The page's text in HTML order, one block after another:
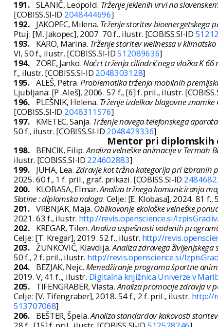
191. SLANIČ, Leopold. Trženje jeklenih vrvi na
[COBISS.SI-ID 2048444696]
192.
JAKOPEC, Milena. Trženje storitev bioenergetskega
Ptuj: [M. Jakopec], 2007. 70 f., ilustr. [COBISS.SI-ID
193.
KARO, Marina. Trženje storitev wellnessa v
VI, 50 f., ilustr. [COBISS.SI-ID512089636]
194.
ZORE, Janko.Načrt trženja cilindričnega vložka K
f., ilustr. [COBISS.SI-ID 2048303128]
195. ALEŠ, Petra.Problematika trženja mobilnih
Ljubljana: [P. Aleš], 2006. 57 f., [6] f. pril., ilustr.
196.
PLEŠNIK, Helena. Trženje izdelkov blagovne
[COBISS.SI-ID 2048311576]
197.
KMETEC, Sanja. Trženje novega telefonskega
50 f., ilustr. [COBISS.SI-ID 2048429336]
Mentor pri diplomskih
198. BENCIK, Filip.Analiza velneške animacije v Termah
ilustr. [COBISS.SI-ID 224602883]
199.
JUHA, Lea. Zdravje kot tržna kategorija pri izbranih
2025. 60 f., 1 f. pril., graf. prikazi. [COBISS.SI-ID
200.
KLOBASA, Elmar.Analiza tržnega komuniciranja
Slatine : diplomska naloga. Celje: [E. Klobasa], 2024. 81
201. VRBNJAK, Maja. Oblikovanje ekološke velneške
2021. 63 f., ilustr. http://revis.openscience.si/
202.
KREGAR, Tilen.Analiza uspešnosti vodenih
Celje: [T. Kregar], 2019. 52 f., ilustr. http://
203. ŽUNKOVIČ, Klavdija.Analiza zdravega
50 f., 2 f. pril., ilustr. http://revis.openscience.si/
204.
BEZJAK, Nejc. Menedžiranje programa športne
2019. V, 41 f.,, ilustr. Digitalna knjižnica Univerze v
205.
TIFENGRABER, Vlasta.Analiza promocije zdravja v
Celje: [V. Tifengraber], 2018. 54 f., 2 f. pril., ilustr. http://
513707068]
206.
BEŠTER, Špela.Analiza standardov kakovosti